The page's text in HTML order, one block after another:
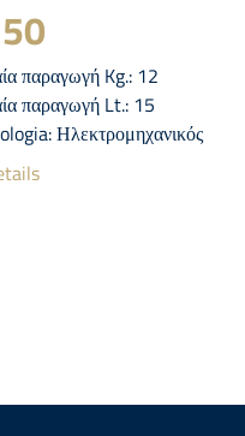
παραγωγή Kg.: 12
παραγωγή Lt.: 15
Ηλεκτρομηχανικός